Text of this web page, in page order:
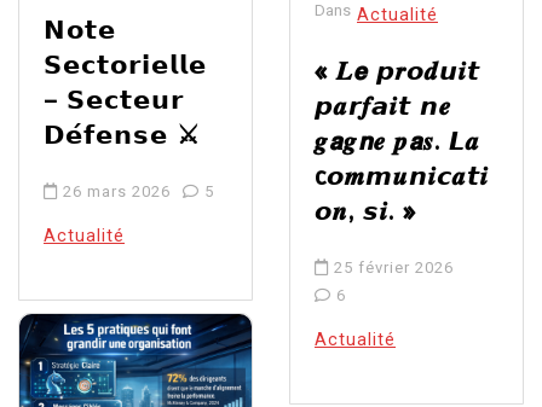
𝗡𝗼𝘁𝗲
𝗦𝗲𝗰𝘁𝗼𝗿𝗶𝗲𝗹𝗹𝗲
– 𝗦𝗲𝗰𝘁𝗲𝘂𝗿
𝗗𝗲́𝗳𝗲𝗻𝘀𝗲 ⚔️
26 mars 2026 5
Actualité
Dans Actualité
« 𝑳𝙚 𝙥𝒓𝙤𝒅𝙪𝒊𝙩
𝙥𝒂𝙧𝒇𝙖𝒊𝙩 𝙣𝒆
𝒈𝙖𝒈𝙣𝒆 𝒑𝙖𝒔. 𝙇𝒂
c𝙤𝒎𝙢𝒖𝙣𝒊𝙘𝒂𝙩𝒊
𝙤𝒏, 𝙨𝒊. »
25 février 2026
6
Actualité